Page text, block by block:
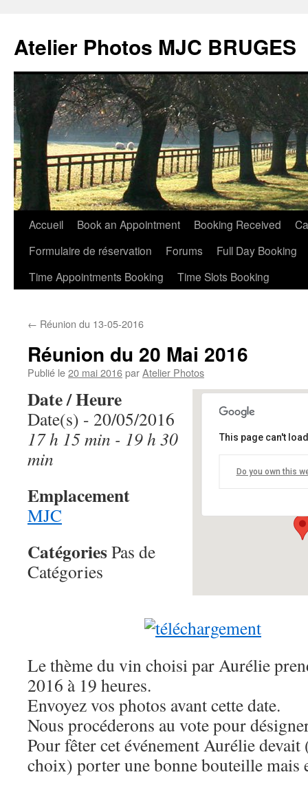
Atelier Photos MJC BRUGES
Aller
contenu
Accueil Book an Appointment Booking Received
Formulaire de réservation
Forums
Full Day Booking
Time Appointments Booking
Time Slots Booking
← Réunion du 13-05-2016
Réunion du 20 Mai 2016
Publié le20 mai 2016parAtelier Photos
This page can't
Do you own this
Date / Heure
Date(s) - 20/05/2016
17 h 15 min - 19 h 30
min
Emplacement
MJC
CatégoriesPas de
Catégories
Le thème du vin choisi par Aurélie
2016 à 19 heures.
Envoyez vos photos avant cette date.
Nous procéderons au vote pour
Pour fêter cet événement Aurélie
choix) porter une bonne bouteille mais